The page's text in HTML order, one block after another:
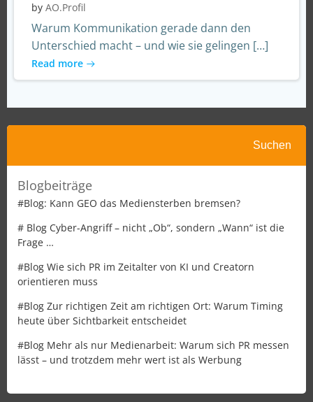
by AO.Profil
Warum Kommunikation gerade dann den
Unterschied macht – und wie sie gelingen […]
Read more
Suchen
Suchen
Blogbeiträge
#Blog: Kann GEO das Mediensterben bremsen?
# Blog Cyber-Angriff – nicht „Ob“, sondern „Wann“ ist die
Frage …
#Blog Wie sich PR im Zeitalter von KI und Creatorn
orientieren muss
#Blog Zur richtigen Zeit am richtigen Ort: Warum Timing
heute über Sichtbarkeit entscheidet
#Blog Mehr als nur Medienarbeit: Warum sich PR messen
lässt – und trotzdem mehr wert ist als Werbung